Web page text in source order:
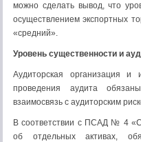
можно сделать вывод, что
осуществлением экспортных
«средний».
Уровень существенности и
Аудиторская организация и
проведения аудита
взаимосвязь с аудиторским
В соответствии с ПСАД № 4
об отдельных активах,